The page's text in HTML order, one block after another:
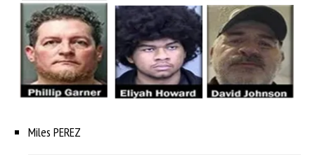
Miles PEREZ